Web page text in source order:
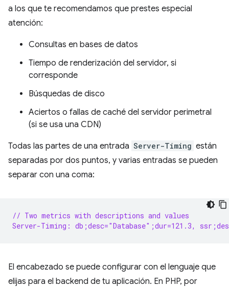
a los que te recomendamos que prestes especial
atención:
Consultas en bases de datos
Tiempo de renderización del servidor, si
corresponde
Búsquedas de disco
Aciertos o fallas de caché del servidor perimetral
(si se usa una CDN)
Todas las partes de una entrada Server-Timing están
separadas por dos puntos, y varias entradas se pueden
separar con una coma:
// Two metrics with descriptions and values
Server-Timing: db;desc="Database";dur=121.3,
El encabezado se puede configurar con el lenguaje que
elijas para el backend de tu aplicación. En PHP, por